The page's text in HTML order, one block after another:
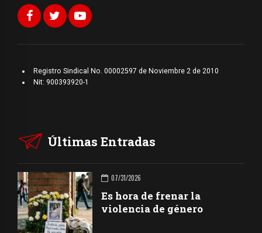
Registro Sindical No. 00002597 de Noviembre 2 de 2010
Nit: 900393920-1
Últimas Entradas
07/31/2026
Es hora de frenar la
violencia de género